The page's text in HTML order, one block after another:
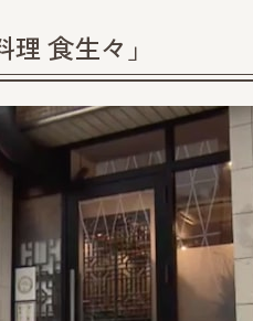
食生々」